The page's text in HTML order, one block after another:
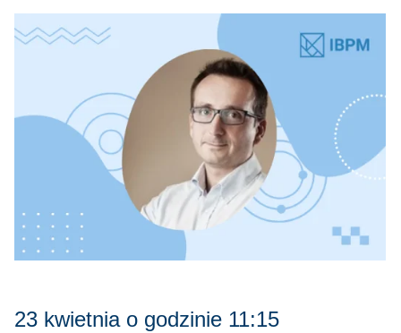
23 kwietnia o godzinie 11:15